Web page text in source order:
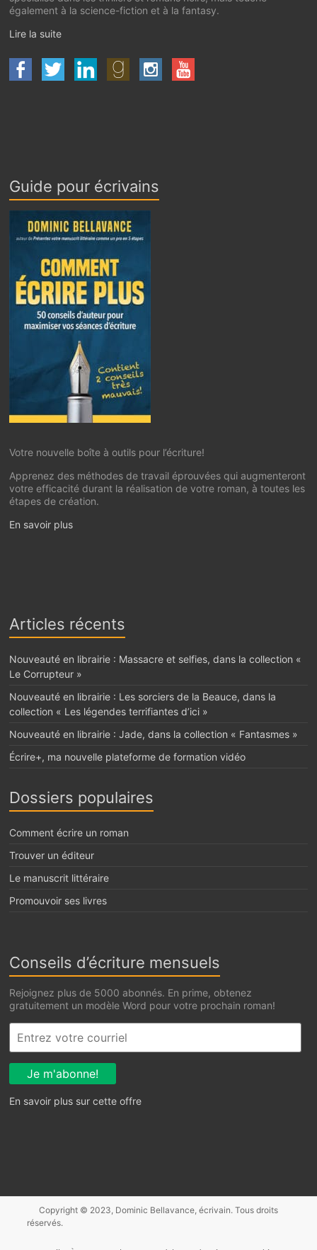
également à la science-fiction et à la fantasy.
Lire la suite
Guide pour écrivains
Votre nouvelle boîte à outils pour l’écriture!
Apprenez des méthodes de travail éprouvées qui augmenteront
votre efficacité durant la réalisation de votre roman, à toutes les
étapes de création.
En savoir plus
Articles récents
Nouveauté en librairie : Massacre et selfies, dans la collection «
Le Corrupteur »
Nouveauté en librairie : Les sorciers de la Beauce, dans la
collection « Les légendes terrifiantes d’ici »
Nouveauté en librairie : Jade, dans la collection « Fantasmes »
Écrire+, ma nouvelle plateforme de formation vidéo
Dossiers populaires
Comment écrire un roman
Trouver un éditeur
Le manuscrit littéraire
Promouvoir ses livres
Conseils d’écriture mensuels
Rejoignez plus de 5000 abonnés. En prime, obtenez
gratuitement un modèle Word pour votre prochain roman!
En savoir plus sur cette offre